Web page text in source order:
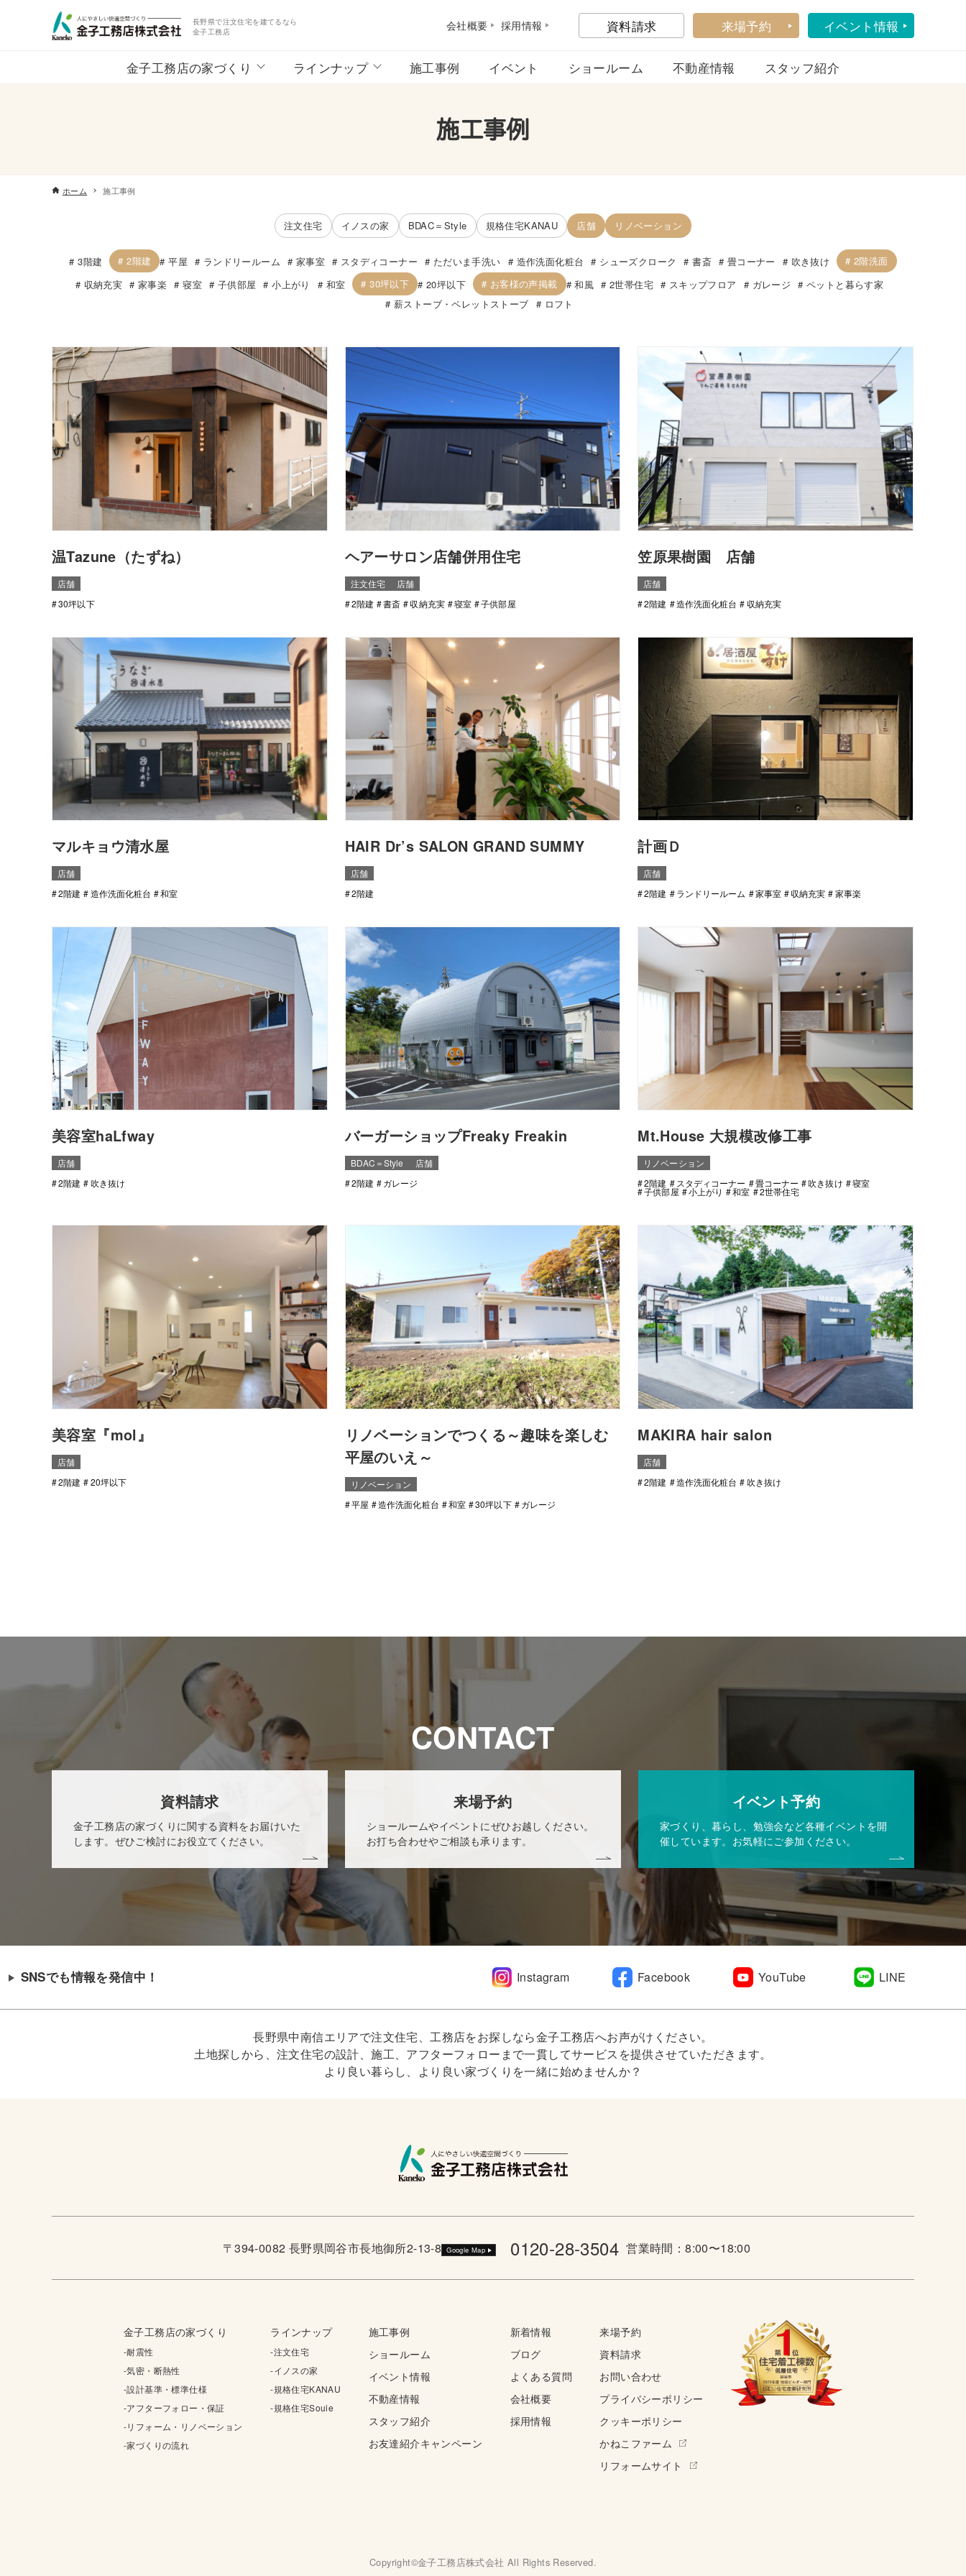
長野県で注文住宅を建てるなら
金子工務店
会社概要 採用情報 資料請求 来場予約 イベント情報
金子工務店の家づくり ラインナップ 施工事例 イベント ショールーム 不動産情報 スタッフ紹介
施工事例
ホーム 施工事例
注文住宅 イノスの家 BDAC＝Style 規格住宅KANAU 店舗 リノベーション
3階建 2階建 平屋 ランドリールーム 家事室 スタディコーナー ただいま手洗い 造作洗面化粧台 シューズクローク 書斎 畳コーナー 吹き抜け
2階洗面
収納充実
家事楽 寝室 子供部屋 小上がり 和室 30坪以下 20坪以下 お客様の声掲載 和風 2世帯住宅 スキップフロア ガレージ
ペットと暮らす家
薪ストーブ・ペレットストーブ
ロフト
温Tazune（たずね）
店舗
30坪以下
ヘアーサロン店舗併用住宅
注文住宅
店舗
2階建
書斎 収納充実 寝室 子供部屋
笠原果樹園 店舗
店舗
2階建
造作洗面化粧台 収納充実
マルキョウ清水屋
店舗
2階建
造作洗面化粧台 和室
HAIR Dr’s SALON GRAND SUMMY
店舗
2階建
計画Ｄ
店舗
2階建
ランドリールーム 家事室 収納充実 家事楽
美容室haLfway
店舗
2階建
吹き抜け
バーガーショップFreaky Freakin
BDAC＝Style
店舗
2階建
ガレージ
Mt.House 大規模改修工事
リノベーション
2階建
スタディコーナー 畳コーナー 吹き抜け 寝室
子供部屋 小上がり 和室 2世帯住宅
美容室『mol』
店舗
2階建
20坪以下
リノベーションでつくる～趣味を楽しむ
平屋のいえ～
リノベーション
平屋
造作洗面化粧台 和室 30坪以下 ガレージ
MAKIRA hair salon
店舗
2階建
造作洗面化粧台 吹き抜け
CONTACT
資料請求
金子工務店の家づくりに関する資料をお届けいた
します。ぜひご検討にお役立てください。
来場予約
ショールームやイベントにぜひお越しください。
お打ち合わせやご相談も承ります。
イベント予約
家づくり、暮らし、勉強会など各種イベントを開
催しています。お気軽にご参加ください。
SNSでも情報を発信中！ Instagram Facebook YouTube LINE
長野県中南信エリアで注文住宅、工務店をお探しなら金子工務店へお声がけください。
土地探しから、注文住宅の設計、施工、アフターフォローまで一貫してサービスを提供させていただきます。
より良い暮らし、より良い家づくりを一緒に始めませんか？
〒394-0082 長野県岡谷市長地御所2-13-8 Google Map 0120-28-3504 営業時間：8:00〜18:00
金子工務店の家づくり
-耐震性
-気密・断熱性
-設計基準・標準仕様
-アフターフォロー・保証
-リフォーム・リノベーション
-家づくりの流れ
ラインナップ
-注文住宅
-イノスの家
-規格住宅KANAU
-規格住宅Souie
施工事例
ショールーム
イベント情報
不動産情報
スタッフ紹介
お友達紹介キャンペーン
新着情報
ブログ
よくある質問
会社概要
採用情報
来場予約
資料請求
お問い合わせ
プライバシーポリシー
クッキーポリシー
かねこファーム
リフォームサイト
Copyright©金子工務店株式会社 All Rights Reserved.